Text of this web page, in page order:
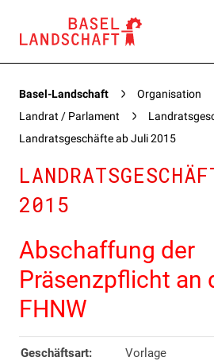
Basel-Landschaft
Organisation
Landrat / Parlament
Landratsgeschäfte ab Juli 2015
2015